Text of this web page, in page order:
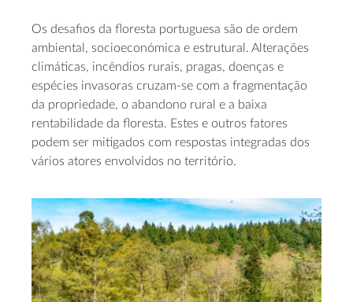
Os desafios da floresta portuguesa são de ordem
ambiental, socioeconómica e estrutural. Alterações
climáticas, incêndios rurais, pragas, doenças e
espécies invasoras cruzam-se com a fragmentação
da propriedade, o abandono rural e a baixa
rentabilidade da floresta. Estes e outros fatores
podem ser mitigados com respostas integradas dos
vários atores envolvidos no território.